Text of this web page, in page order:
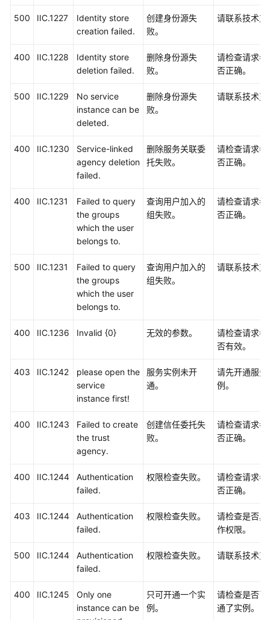
500 IIC.1227
Identity store
creation failed.
创建身份源失
败。
请联系技术支
400 IIC.1228
Identity store
deletion failed.
删除身份源失
败。
请检查请求参
否正确。
500 IIC.1229
No service
instance can be
deleted.
删除身份源失
败。
请联系技术支
400 IIC.1230
Service-linked
agency deletion
failed.
删除服务关联委
托失败。
请检查请求参
否正确。
400 IIC.1231
Failed to query
the groups
which the user
belongs to.
查询用户加入的
组失败。
请检查请求参
否正确。
500 IIC.1231
Failed to query
the groups
which the user
belongs to.
查询用户加入的
组失败。
请联系技术支
400 IIC.1236 Invalid {0} 无效的参数。
请检查请求参
否有效。
403 IIC.1242
please open the
service
instance first!
服务实例未开
通。
请先开通服务
例。
400 IIC.1243
Failed to create
the trust
agency.
创建信任委托失
败。
请检查请求参
否正确。
400 IIC.1244
Authentication
failed.
权限检查失败。
请检查请求参
否正确。
403 IIC.1244
Authentication
failed.
权限检查失败。
请检查是否具
作权限。
500 IIC.1244
Authentication
failed.
权限检查失败。 请联系技术支
400 IIC.1245
Only one
instance can be
只可开通一个实
例。
请检查是否已
通了实例。